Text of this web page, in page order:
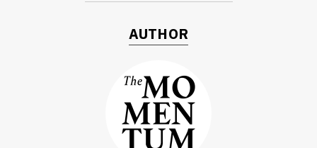
AUTHOR